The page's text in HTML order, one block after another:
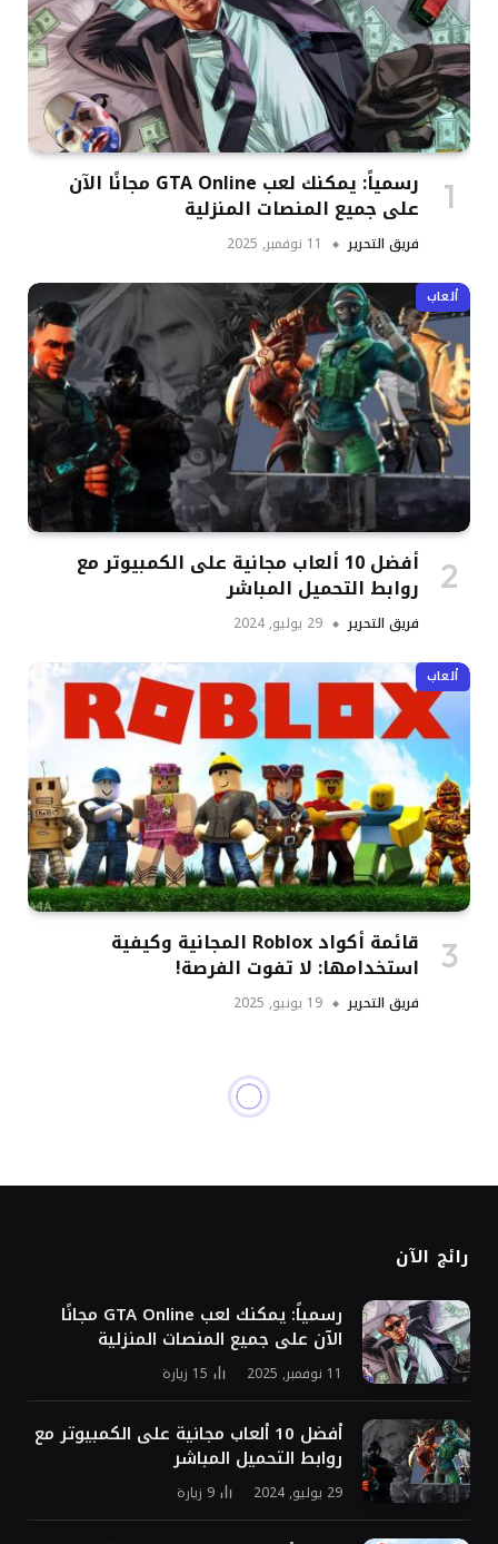
رسمياً: يمكنك لعب GTA Online مجانًا الآن
على جميع المنصات المنزلية
فريق التحرير 11 نوفمبر, 2025
ألعاب
أفضل 10 ألعاب مجانية على الكمبيوتر مع
روابط التحميل المباشر
فريق التحرير 29 يوليو, 2024
ألعاب
قائمة أكواد Roblox المجانية وكيفية
استخدامها: لا تفوت الفرصة!
فريق التحرير 19 يونيو, 2025
يعد هذا الكمبيوتر
4060 بمثابة صيد مطلق
مقابل 900 دولار
بواسطةفريق التحرير 1 أكتوبر, 2024 3زيارة
لا توجد تعليقات
شاركها